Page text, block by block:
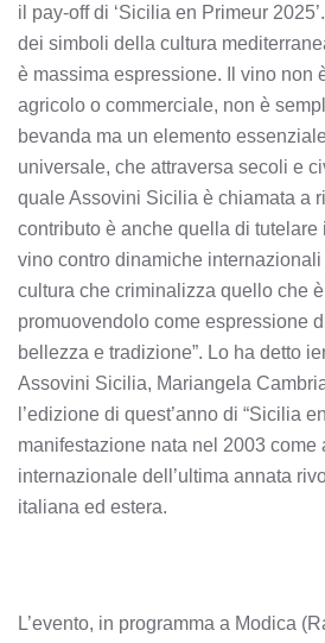
il pay-off di ‘Sicilia en Primeur
dei simboli della cultura
è massima espressione. Il vino non
agricolo o commerciale, non è
bevanda ma un elemento
universale, che attraversa secoli e
quale Assovini Sicilia è chiamata a
contributo è anche quella di tutelare
vino contro dinamiche
cultura che criminalizza quello che
promuovendolo come espressione
bellezza e tradizione”. Lo ha detto
Assovini Sicilia, Mariangela
l’edizione di quest’anno di “Sicilia
manifestazione nata nel 2003 come
internazionale dell’ultima annata
italiana ed estera.
L’evento, in programma a Modica